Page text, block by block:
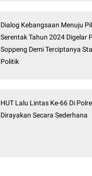
Dialog Kebangsaan Menuju
Serentak Tahun 2024 Digelar
Soppeng Demi Terciptanya
Politik
HUT Lalu Lintas Ke-66 Di
Dirayakan Secara Sederhana